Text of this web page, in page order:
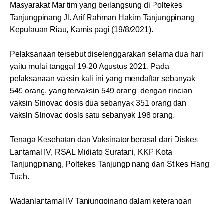
Masyarakat Maritim yang berlangsung di Poltekes
Tanjungpinang Jl. Arif Rahman Hakim Tanjungpinang
Kepulauan Riau, Kamis pagi (19/8/2021).
Pelaksanaan tersebut diselenggarakan selama dua hari
yaitu mulai tanggal 19-20 Agustus 2021. Pada
pelaksanaan vaksin kali ini yang mendaftar sebanyak
549 orang, yang tervaksin 549 orang dengan rincian
vaksin Sinovac dosis dua sebanyak 351 orang dan
vaksin Sinovac dosis satu sebanyak 198 orang.
Tenaga Kesehatan dan Vaksinator berasal dari Diskes
Lantamal IV, RSAL Midiato Suratani, KKP Kota
Tanjungpinang, Poltekes Tanjungpinang dan Stikes Hang
Tuah.
Wadanlantamal IV Tanjungpinang dalam keterangan